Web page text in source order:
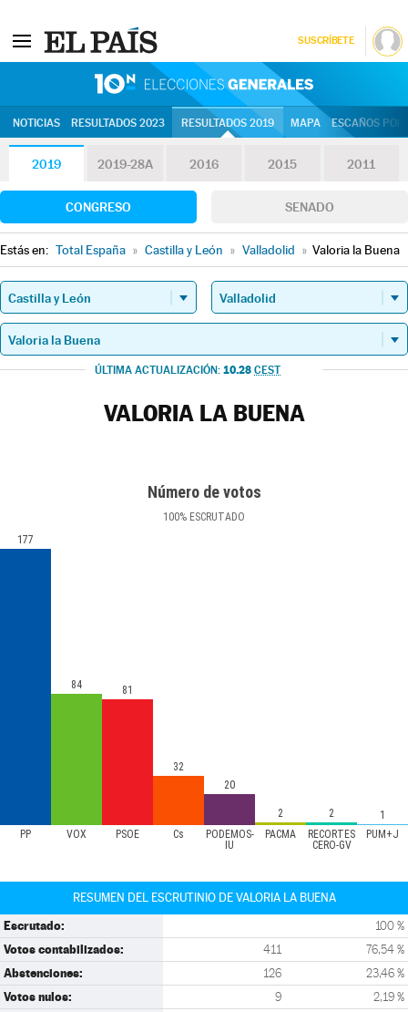
SUSCRÍBETE
NOTICIAS RESULTADOS 2023 RESULTADOS 2019 MAPA ESCAÑOS
2019 2019-28A 2016 2015 2011
CONGRESO SENADO
Estás en: Total España » Castilla y León » Valladolid » Valoria la Buena
ÚLTIMA ACTUALIZACIÓN: 10.28 CEST
VALORIA LA BUENA
Número de votos
100% ESCRUTADO
PP VOX PSOE Cs
PODEMOS-
IU
PACMA
RECORTES
CERO-GV
PUM+J
177
84 81
32
20
2 2 1
RESUMEN DEL ESCRUTINIO DE VALORIA LA BUENA
Escrutado: 100 %
Votos contabilizados: 411 76,54 %
Abstenciones: 126 23,46 %
Votos nulos: 9 2,19 %